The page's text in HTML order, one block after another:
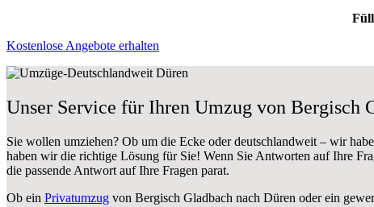
Kostenlose Angebote erhalten
Unser Service für Ihren Umzug von Bergisch
Sie wollen umziehen? Ob um die Ecke oder deutschlandweit – wir
haben wir die richtige Lösung für Sie! Wenn Sie Antworten auf Ihre
die passende Antwort auf Ihre Fragen parat.
Ob ein Privatumzug von Bergisch Gladbach nach Düren oder ein